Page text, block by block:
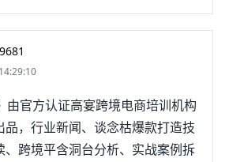
由官方认证高宴跨境电商培训机构
，行业新闻、谈念枯爆款打造技
、跨境平含洞台分析、实战案例拆